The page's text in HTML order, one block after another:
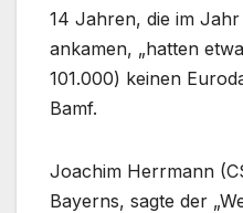
14 Jahren, die im
ankamen, „hatten
101.000) keinen
Bamf.
Joachim Herrmann
Bayerns, sagte der